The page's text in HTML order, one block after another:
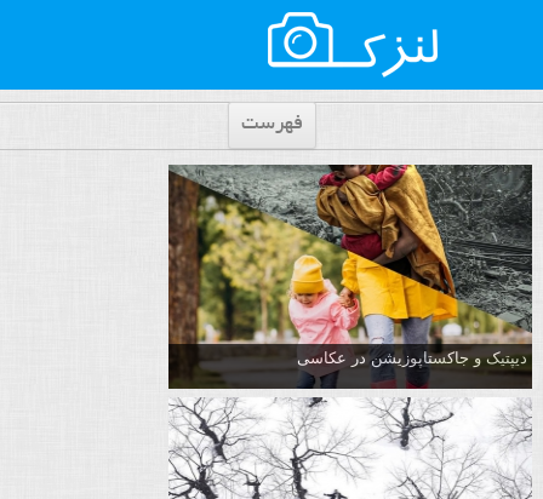
فهرست
دیپتیک و جاکستا‌پوزیشن در عکاسی